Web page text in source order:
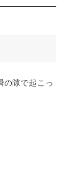
の隙で起こっ